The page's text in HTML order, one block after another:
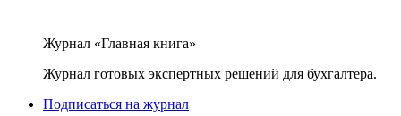
Журнал «Главная книга»
Журнал готовых экспертных решений для бухгалтера.
Подписаться на журнал